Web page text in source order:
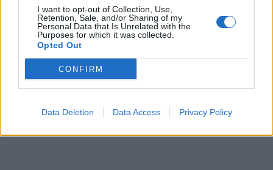
I want to opt-out of Collection, Use,
Retention, Sale, and/or Sharing of my
Personal Data that Is Unrelated with the
Purposes for which it was collected.
Opted Out
CONFIRM
Data Deletion Data Access Privacy Policy